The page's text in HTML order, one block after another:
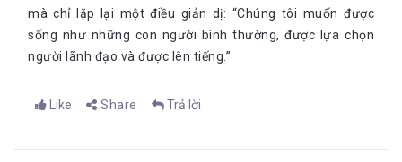
mà chỉ lặp lại một điều giản dị: “Chúng tôi muốn được
sống như những con người bình thường, được lựa chọn
người lãnh đạo và được lên tiếng.”
Like Share Trả lời